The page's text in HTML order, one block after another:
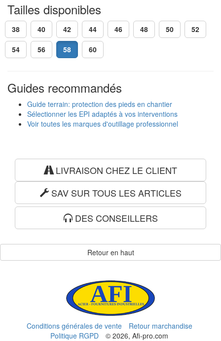
Tailles disponibles
38 40 42 44 46 48 50 52
54 56 58 60
Guides recommandés
Guide terrain: protection des pieds en chantier
Sélectionner les EPI adaptés à vos interventions
Voir toutes les marques d'outillage professionnel
LIVRAISON CHEZ LE CLIENT
SAV SUR TOUS LES ARTICLES
DES CONSEILLERS
Retour en haut
Conditions générales de vente
Retour marchandise
Politique RGPD
© 2026, Afi-pro.com